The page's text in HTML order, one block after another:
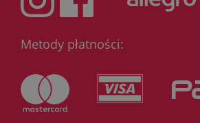
Metody płatności: